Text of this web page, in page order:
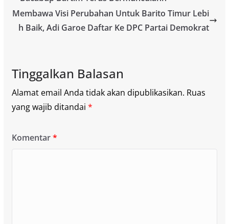
Membawa Visi Perubahan Untuk Barito Timur Lebi
h Baik, Adi Garoe Daftar Ke DPC Partai Demokrat
Tinggalkan Balasan
Alamat email Anda tidak akan dipublikasikan. Ruas
yang wajib ditandai *
Komentar*